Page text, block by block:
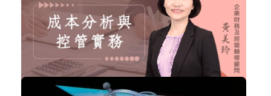
職場賦能 加入購物車
購買後有效期限：課程下架時
11319